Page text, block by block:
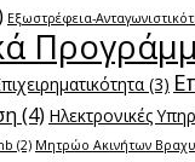
Εξωστρέφεια-
(3)
(4) Ηλεκτρονικές
(2) Μητρώο Ακινήτων